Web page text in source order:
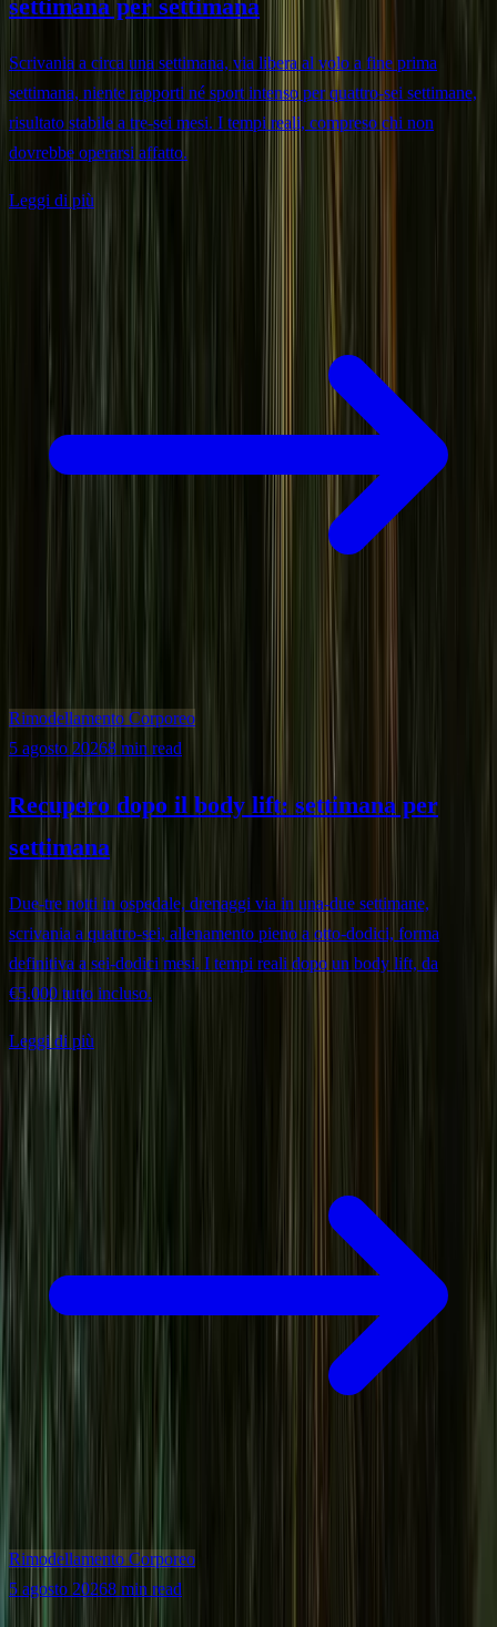
settimana per settimana
Scrivania a circa una settimana, via libera al volo a fine prima
settimana, niente rapporti né sport intenso per quattro-sei settimane,
risultato stabile a tre-sei mesi. I tempi reali, compreso chi non
dovrebbe operarsi affatto.
Leggi di più
Rimodellamento Corporeo
5 agosto 20268 min read
Recupero dopo il body lift: settimana per
settimana
Due-tre notti in ospedale, drenaggi via in una-due settimane,
scrivania a quattro-sei, allenamento pieno a otto-dodici, forma
definitiva a sei-dodici mesi. I tempi reali dopo un body lift, da
€5.000 tutto incluso.
Leggi di più
Rimodellamento Corporeo
5 agosto 20268 min read